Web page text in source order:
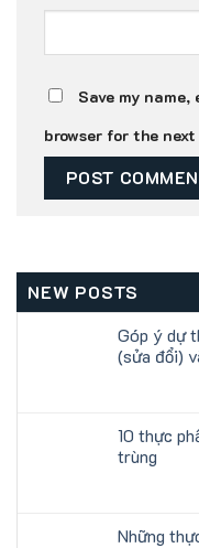
Save my
browser for the
NEW POSTS
Góp ý dự
(sửa đổi)
10 thực
trùng
Những